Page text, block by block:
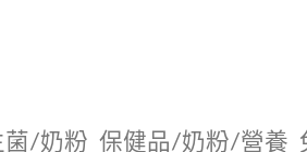
菌/奶粉 保健品/奶粉/營養